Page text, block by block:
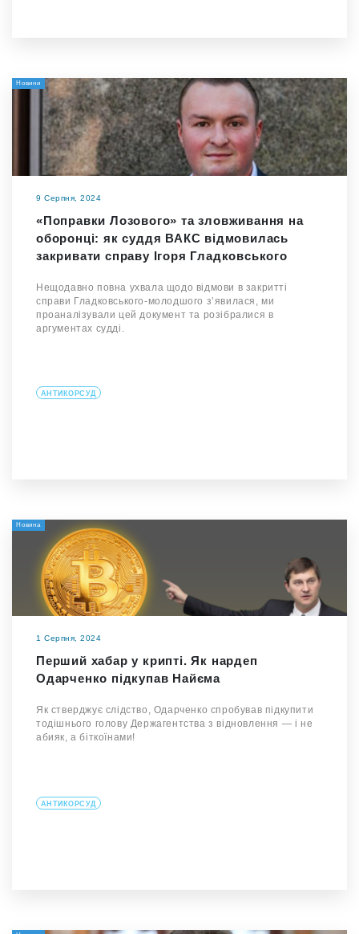
Новини
9 Серпня, 2024
«Поправки Лозового» та зловживання на
оборонці: як суддя ВАКС відмовилась
закривати справу Ігоря Гладковського
Нещодавно повна ухвала щодо відмови в закритті
справи Гладковського-молодшого з’явилася, ми
проаналізували цей документ та розібралися в
аргументах судді.
АНТИКОРСУД
Новина
1 Серпня, 2024
Перший хабар у крипті. Як нардеп
Одарченко підкупав Найєма
Як стверджує слідство, Одарченко спробував підкупити
тодішнього голову Держагентства з відновлення — і не
абияк, а біткоїнами!
АНТИКОРСУД